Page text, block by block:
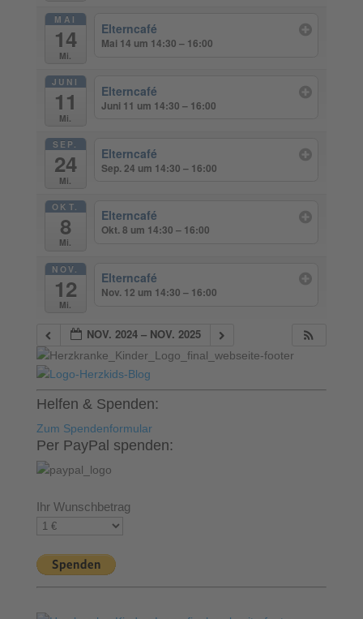
MAI
14
Mi.
Elterncafé
Mai 14 um 14:30 – 16:00
JUNI
11
Mi.
Elterncafé
Juni 11 um 14:30 – 16:00
SEP.
24
Mi.
Elterncafé
Sep. 24 um 14:30 – 16:00
OKT.
8
Mi.
Elterncafé
Okt. 8 um 14:30 – 16:00
NOV.
12
Mi.
Elterncafé
Nov. 12 um 14:30 – 16:00
NOV. 2024 – NOV. 2025
Helfen & Spenden:
Zum Spendenformular
Per PayPal spenden:
Ihr Wunschbetrag